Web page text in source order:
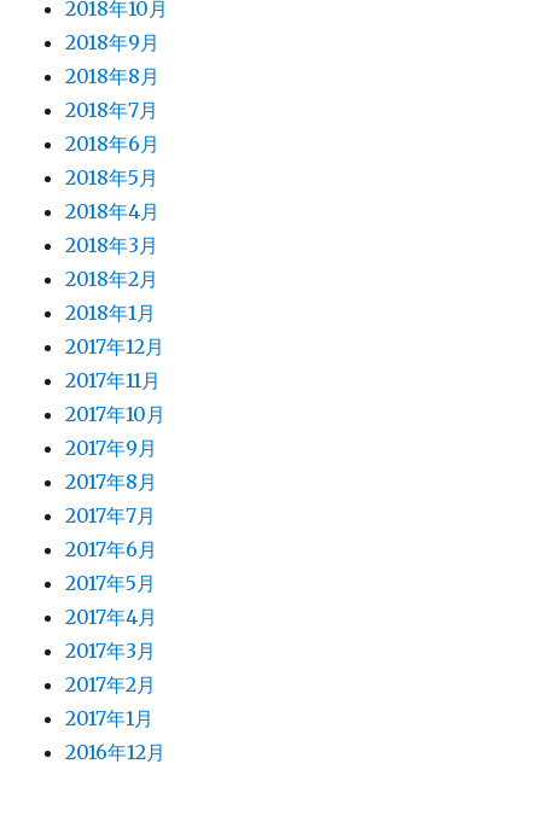
2018年10月
2018年9月
2018年8月
2018年7月
2018年6月
2018年5月
2018年4月
2018年3月
2018年2月
2018年1月
2017年12月
2017年11月
2017年10月
2017年9月
2017年8月
2017年7月
2017年6月
2017年5月
2017年4月
2017年3月
2017年2月
2017年1月
2016年12月